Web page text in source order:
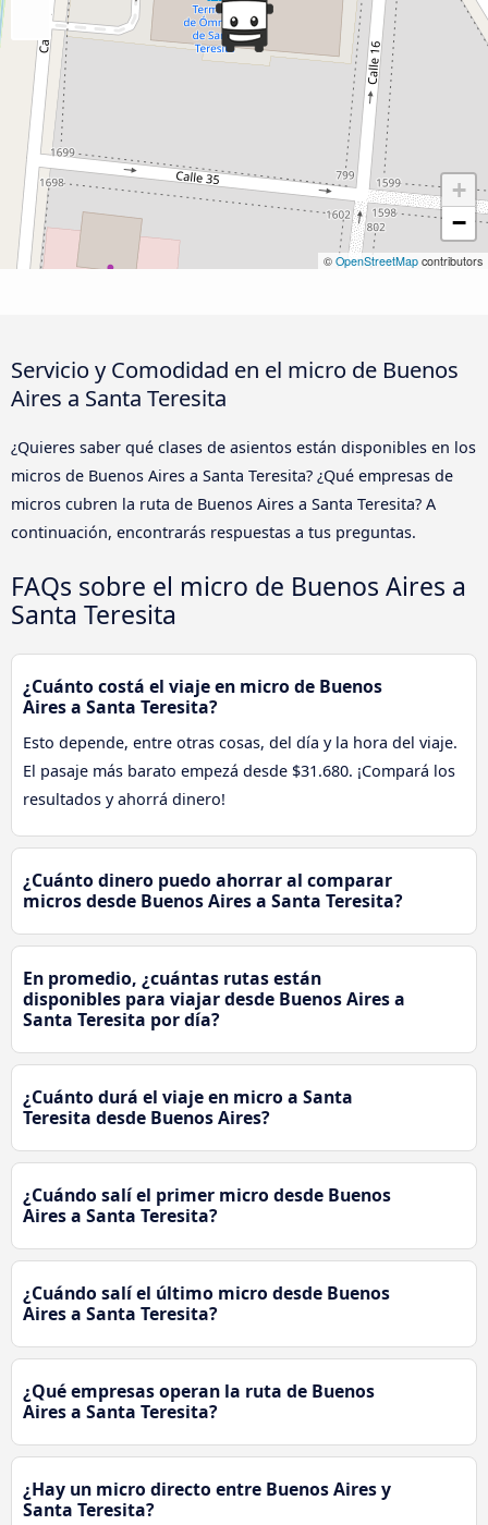
+
−
© OpenStreetMap contributors
Servicio y Comodidad en el micro de Buenos
Aires a Santa Teresita
¿Quieres saber qué clases de asientos están disponibles en los
micros de Buenos Aires a Santa Teresita? ¿Qué empresas de
micros cubren la ruta de Buenos Aires a Santa Teresita? A
continuación, encontrarás respuestas a tus preguntas.
FAQs sobre el micro de Buenos Aires a
Santa Teresita
¿Cuánto costá el viaje en micro de Buenos
Aires a Santa Teresita?
Esto depende, entre otras cosas, del día y la hora del viaje.
El pasaje más barato empezá desde $31.680. ¡Compará los
resultados y ahorrá dinero!
¿Cuánto dinero puedo ahorrar al comparar
micros desde Buenos Aires a Santa Teresita?
En promedio, ¿cuántas rutas están
disponibles para viajar desde Buenos Aires a
Santa Teresita por día?
¿Cuánto durá el viaje en micro a Santa
Teresita desde Buenos Aires?
¿Cuándo salí el primer micro desde Buenos
Aires a Santa Teresita?
¿Cuándo salí el último micro desde Buenos
Aires a Santa Teresita?
¿Qué empresas operan la ruta de Buenos
Aires a Santa Teresita?
¿Hay un micro directo entre Buenos Aires y
Santa Teresita?